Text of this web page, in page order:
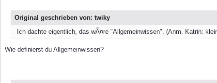
Original geschrieben von: twiky
Ich dachte eigentlich, das wÃ¤re "Allgemeinwissen". (Anm. Katrin:
Wie definierst du Allgemeinwissen?